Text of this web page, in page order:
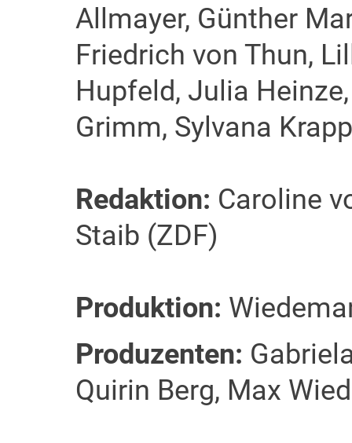
Allmayer, Günther
Friedrich von Thun,
Hupfeld, Julia
Grimm, Sylvana
Redaktion: Caroline
Staib (ZDF)
Produktion:
Produzenten:
Quirin Berg, Max